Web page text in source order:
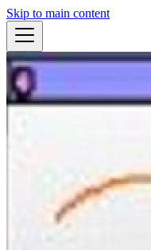
Skip to main content